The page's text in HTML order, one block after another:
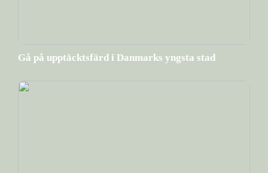
Gå på upptäcktsfärd i Danmarks yngsta stad